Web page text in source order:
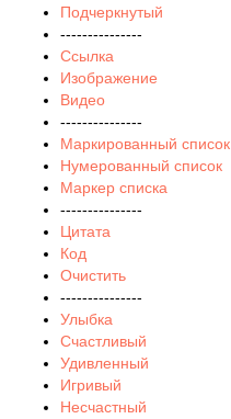
Подчеркнутый
---------------
Ссылка
Изображение
Видео
---------------
Маркированный список
Нумерованный список
Маркер списка
---------------
Цитата
Код
Очистить
---------------
Улыбка
Счастливый
Удивленный
Игривый
Несчастный